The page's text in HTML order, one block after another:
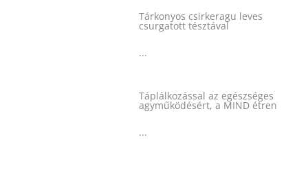
csurgatott tésztával
agyműködésért, a MIND étrend